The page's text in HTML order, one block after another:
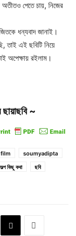
পেতে চায়, নিজের
ধন্যবাদ জানাই।
তাই এই ছবিটি নিয়ে
অপেক্ষায় রইলাম।
ছায়াছবি ~
soumyadipta
অল্প কিছু কথা
ছবি